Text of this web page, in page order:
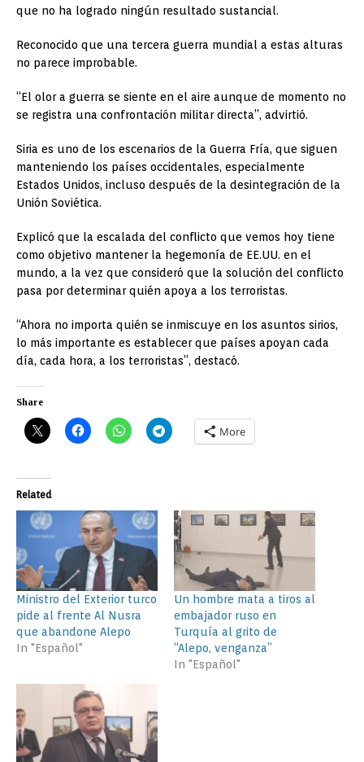
que no ha logrado ningún resultado sustancial.
Reconocido que una tercera guerra mundial a estas alturas
no parece improbable.
“El olor a guerra se siente en el aire aunque de momento no
se registra una confrontación militar directa”, advirtió.
Siria es uno de los escenarios de la Guerra Fría, que siguen
manteniendo los países occidentales, especialmente
Estados Unidos, incluso después de la desintegración de la
Unión Soviética.
Explicó que la escalada del conflicto que vemos hoy tiene
como objetivo mantener la hegemonía de EE.UU. en el
mundo, a la vez que consideró que la solución del conflicto
pasa por determinar quién apoya a los terroristas.
“Ahora no importa quién se inmiscuye en los asuntos sirios,
lo más importante es establecer que países apoyan cada
día, cada hora, a los terroristas”, destacó.
Share
More
Related
Ministro del Exterior turco
pide al frente Al Nusra
que abandone Alepo
In "Español"
Un hombre mata a tiros al
embajador ruso en
Turquía al grito de
“Alepo, venganza”
In "Español"